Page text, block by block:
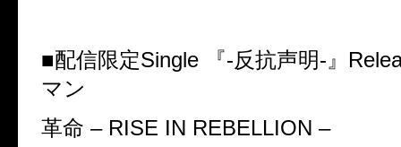
■配信限定Single 『-反抗声明-』
マン
革命 – RISE IN REBELLION –